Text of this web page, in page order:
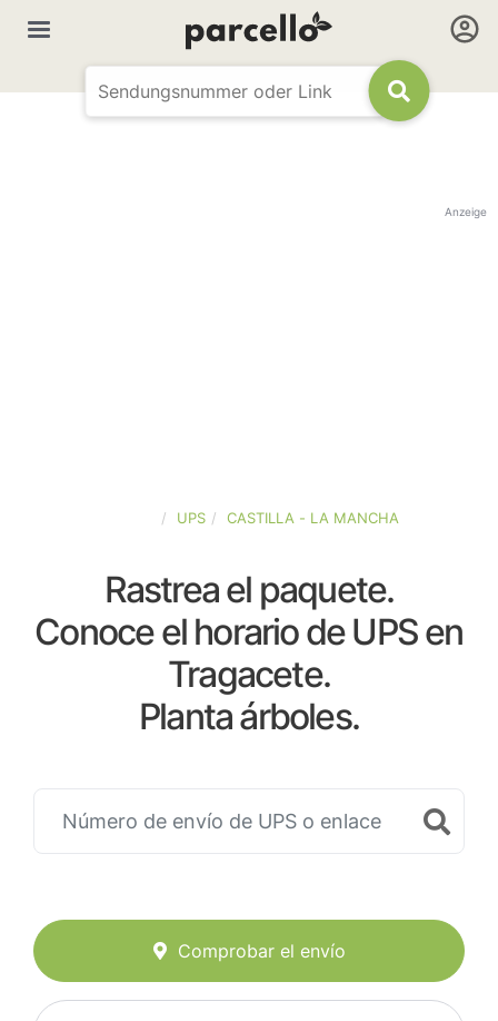
Anzeige
UPS CASTILLA - LA MANCHA
Rastrea el paquete.
Conoce el horario de UPS en
Tragacete.
Planta árboles.
Comprobar el envío